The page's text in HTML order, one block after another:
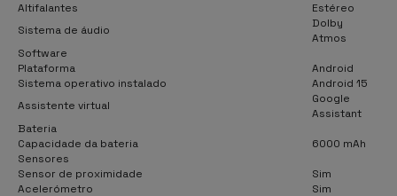
Altifalantes
Estéreo
Sistema de áudio
Dolby
Atmos
Software
Plataforma
Android
Sistema operativo instalado
Android 15
Assistente virtual
Google
Assistant
Bateria
Capacidade da bateria
6000 mAh
Sensores
Sensor de proximidade
Sim
Acelerómetro
Sim